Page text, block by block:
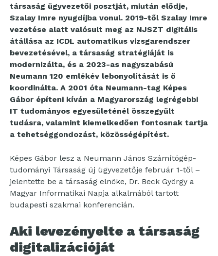
társaság ügyvezetői posztját, miután elődje,
Szalay Imre nyugdíjba vonul. 2019-től Szalay Imre
vezetése alatt valósult meg az NJSZT digitális
átállása az ICDL automatikus vizsgarendszer
bevezetésével, a társaság stratégiáját is
modernizálta, és a 2023-as nagyszabású
Neumann 120 emlékév lebonyolítását is ő
koordinálta. A 2001 óta Neumann-tag Képes
Gábor építeni kíván a Magyarország legrégebbi
IT tudományos egyesületénél összegyűlt
tudásra, valamint kiemelkedően fontosnak tartja
a tehetséggondozást, közösségépítést.
Képes Gábor lesz a Neumann János Számítógép-
tudományi Társaság új ügyvezetője február 1-től –
jelentette be a társaság elnöke, Dr. Beck György a
Magyar Informatikai Napja alkalmából tartott
budapesti szakmai konferencián.
Aki levezényelte a társaság
digitalizációját